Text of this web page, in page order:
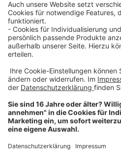
Über uns
Dehner Unternehmen
Jobs bei Dehner